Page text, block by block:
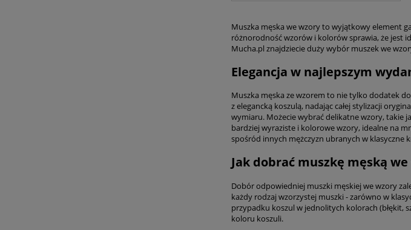
Muszka męska we wzory to wyjątkowy element
różnorodność wzorów i kolorów sprawia, że jest
Mucha.pl znajdziecie duży wybór muszek we
Elegancja w najlepszym
Muszka męska ze wzorem to nie tylko dodatek
z elegancką koszulą, nadając całej stylizacji
wymiaru. Możecie wybrać delikatne wzory, takie
bardziej wyraziste i kolorowe wzory, idealne na
spośród innych mężczyzn ubranych w klasyczne
Jak dobrać muszkę męską
Dobór odpowiedniej muszki męskiej we wzory
każdy rodzaj wzorzystej muszki - zarówno w
przypadku koszul w jednolitych kolorach (błękit,
koloru koszuli.